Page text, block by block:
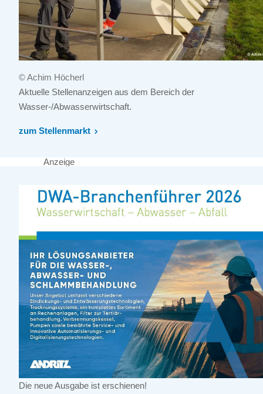
© Achim Höcherl
Aktuelle Stellenanzeigen aus dem Bereich der
Wasser-/Abwasserwirtschaft.
zum Stellenmarkt
Anzeige
Die neue Ausgabe ist erschienen!